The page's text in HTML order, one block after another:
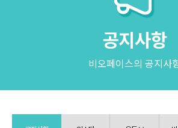
공지사항
비오페이스의 공지사